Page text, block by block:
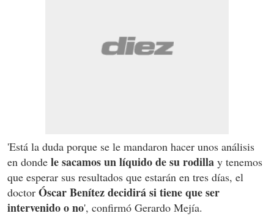
'Está la duda porque se le mandaron hacer unos análisis
en donde le sacamos un líquido de su rodilla y tenemos
que esperar sus resultados que estarán en tres días, el
doctor Óscar Benítez decidirá si tiene que ser
intervenido o no', confirmó Gerardo Mejía.